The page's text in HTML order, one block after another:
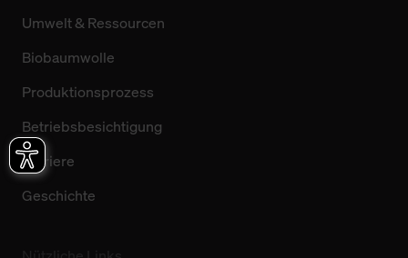
Umwelt & Ressourcen
Biobaumwolle
Produktionsprozess
Betriebsbesichtigung
Karriere
Geschichte